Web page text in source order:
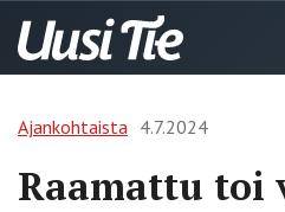
Ajankohtaista 4.7.2024
Raamattu toi